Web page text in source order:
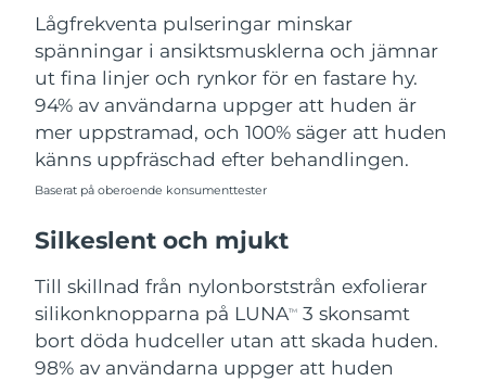
Lågfrekventa pulseringar minskar
spänningar i ansiktsmusklerna och jämnar
ut fina linjer och rynkor för en fastare hy.
94% av användarna uppger att huden är
mer uppstramad, och 100% säger att huden
känns uppfräschad efter behandlingen.
Baserat på oberoende konsumenttester
Silkeslent och mjukt
Till skillnad från nylonborststrån exfolierar
silikonknopparna på LUNATM
3 skonsamt
bort döda hudceller utan att skada huden.
98% av användarna uppger att huden
Förenade
Arabemiraten
Förväntad leverans8/9/26
Storbritannien Förväntad leverans8/8/26
USA Förväntad leverans8/9/26